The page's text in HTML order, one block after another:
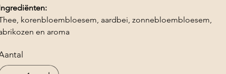
korenbloembloesem, aardbei, zonnebloembloesem,
en aroma